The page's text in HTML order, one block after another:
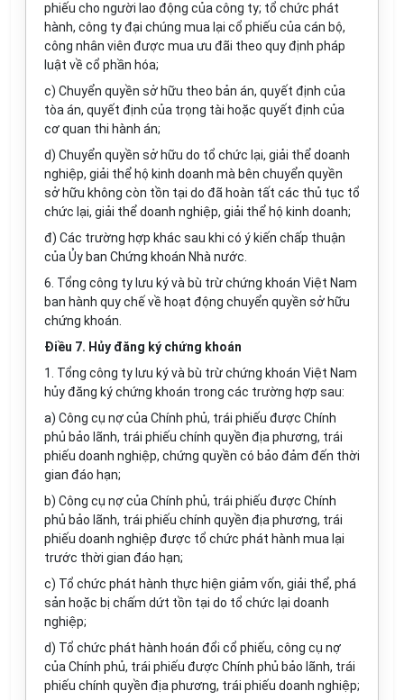
phiếu cho người lao động của công ty; tổ chức phát
hành, công ty đại chúng mua lại cổ phiếu của cán bộ,
công nhân viên được mua ưu đãi theo quy định pháp
luật về cổ phần hóa;
c) Chuyển quyền sở hữu theo bản án, quyết định của
tòa án, quyết định của trọng tài hoặc quyết định của
cơ quan thi hành án;
d) Chuyển quyền sở hữu do tổ chức lại, giải thể doanh
nghiệp, giải thể hộ kinh doanh mà bên chuyển quyền
sở hữu không còn tồn tại do đã hoàn tất các thủ tục tổ
chức lại, giải thể doanh nghiệp, giải thể hộ kinh doanh;
đ) Các trường hợp khác sau khi có ý kiến chấp thuận
của Ủy ban Chứng khoán Nhà nước.
6. Tổng công ty lưu ký và bù trừ chứng khoán Việt Nam
ban hành quy chế về hoạt động chuyển quyền sở hữu
chứng khoán.
Điều 7. Hủy đăng ký chứng khoán
1. Tổng công ty lưu ký và bù trừ chứng khoán Việt Nam
hủy đăng ký chứng khoán trong các trường hợp sau:
a) Công cụ nợ của Chính phủ, trái phiếu được Chính
phủ bảo lãnh, trái phiếu chính quyền địa phương, trái
phiếu doanh nghiệp, chứng quyền có bảo đảm đến thời
gian đáo hạn;
b) Công cụ nợ của Chính phủ, trái phiếu được Chính
phủ bảo lãnh, trái phiếu chính quyền địa phương, trái
phiếu doanh nghiệp được tổ chức phát hành mua lại
trước thời gian đáo hạn;
c) Tổ chức phát hành thực hiện giảm vốn, giải thể, phá
sản hoặc bị chấm dứt tồn tại do tổ chức lại doanh
nghiệp;
d) Tổ chức phát hành hoán đổi cổ phiếu, công cụ nợ
của Chính phủ, trái phiếu được Chính phủ bảo lãnh, trái
phiếu chính quyền địa phương, trái phiếu doanh nghiệp;